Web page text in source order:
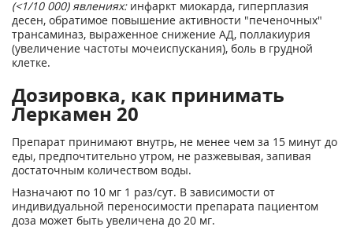
(<1/10 000) явлениях: инфаркт миокарда, гиперплазия
десен, обратимое повышение активности "печеночных"
трансаминаз, выраженное снижение АД, поллакиурия
(увеличение частоты мочеиспускания), боль в грудной
клетке.
Дозировка, как принимать
Леркамен 20
Препарат принимают внутрь, не менее чем за 15 минут до
еды, предпочтительно утром, не разжевывая, запивая
достаточным количеством воды.
Назначают по 10 мг 1 раз/сут. В зависимости от
индивидуальной переносимости препарата пациентом
доза может быть увеличена до 20 мг.